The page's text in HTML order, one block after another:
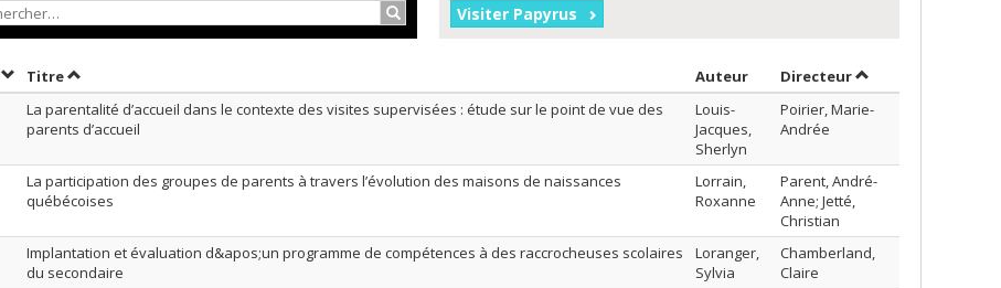
Rechercher…Visiter Papyrus
Trier par date en ordre décroissant
TitreTrier par titre en ordre décroissant Auteur Trier par auteur en ordre
Directeurpar contributeur
La parentalité d’accueil dans le contexte des visites supervisées : étude sur le point de vue des
parents d’accueil
Louis-
Jacques,
Sherlyn
Poirier, Marie-
Andrée
La participation des groupes de parents à travers l’évolution des maisons de naissances
québécoises
Lorrain,
Roxanne
Parent, André-
Anne; Jetté,
Christian
Implantation et évaluation d&apos;un programme de compétences à des raccrocheuses scolaires
du secondaire
Loranger,
Sylvia
Chamberland,
Claire